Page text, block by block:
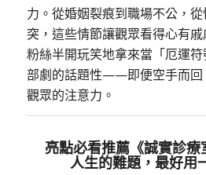
力。從婚姻裂痕到職場不公，
突，這些情節讓觀眾看得心有
粉絲半開玩笑地拿來當「厄運
部劇的話題性——即便空手而回
觀眾的注意力。
亮點必看推薦《誠實診療
人生的難題，最好用